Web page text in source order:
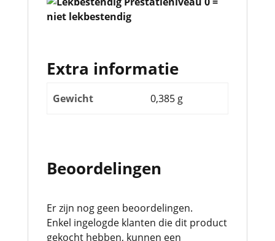
Extra informatie
Gewicht 0,385 g
Beoordelingen
Er zijn nog geen beoordelingen.
Enkel ingelogde klanten die dit product
gekocht hebben, kunnen een